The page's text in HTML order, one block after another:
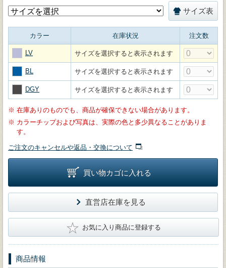
サイズ表
カラー 在庫状況 注文数
LV サイズを選択すると表示されます
BL サイズを選択すると表示されます
DGY サイズを選択すると表示されます
※ 在庫ありのものでも、商品が確保できない場合があります。
※ カラーチップおよび写真は、実際の色と多少異なることがありま
す。
ご注文のキャンセルや返品・交換について
買い物カゴに入れる
直営店在庫を見る
★ お気に入り商品に登録する
商品情報